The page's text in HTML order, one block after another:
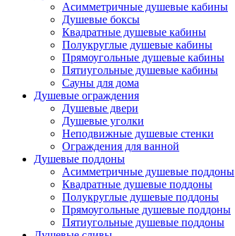
Асимметричные душевые кабины
Душевые боксы
Квадратные душевые кабины
Полукруглые душевые кабины
Прямоугольные душевые кабины
Пятиугольные душевые кабины
Сауны для дома
Душевые ограждения
Душевые двери
Душевые уголки
Неподвижные душевые стенки
Ограждения для ванной
Душевые поддоны
Асимметричные душевые поддоны
Квадратные душевые поддоны
Полукруглые душевые поддоны
Прямоугольные душевые поддоны
Пятиугольные душевые поддоны